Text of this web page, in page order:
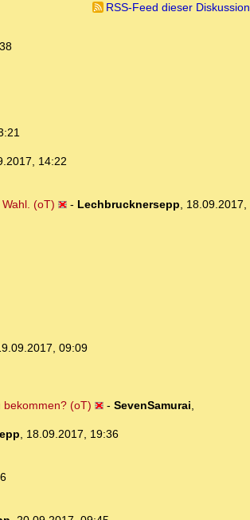
RSS-Feed dieser Diskussion
14:22
(oT)
- Lechbrucknersepp, 18.09.2017,
09:09
bekommen? (oT)
- SevenSamurai,
, 18.09.2017, 19:36